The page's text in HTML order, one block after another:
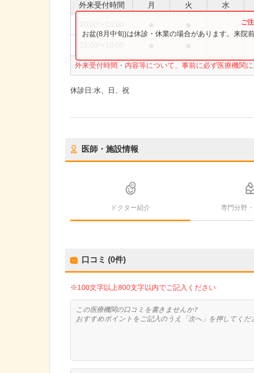
外来受付時間 月 火 水
外来受付時間・内容等について、事前に必ず医療機関に
お盆(8月中旬)は休診・休業の場合があります。来院
休診日:水、日、祝
医師・施設情報
ドクター紹介 専門分野
口コミ (0件)
※100文字以上800文字以内でご記入ください